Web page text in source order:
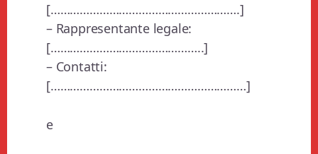
[………………………………………………….]
– Rappresentante legale:
[………………………………………..]
– Contatti:
[……………………………………………………]
e